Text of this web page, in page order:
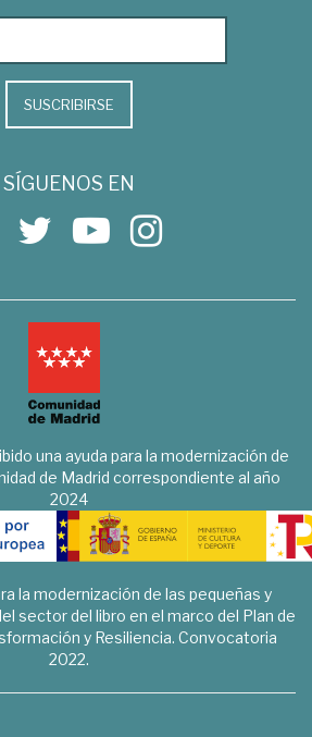
SUSCRIBIRSE
SÍGUENOS EN
una ayuda para la modernización de
de Madrid correspondiente al año
2024
la modernización de las pequeñas y
sector del libro en el marco del Plan de
y Resiliencia. Convocatoria
2022.